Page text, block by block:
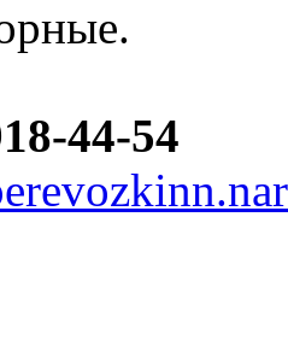
44-54